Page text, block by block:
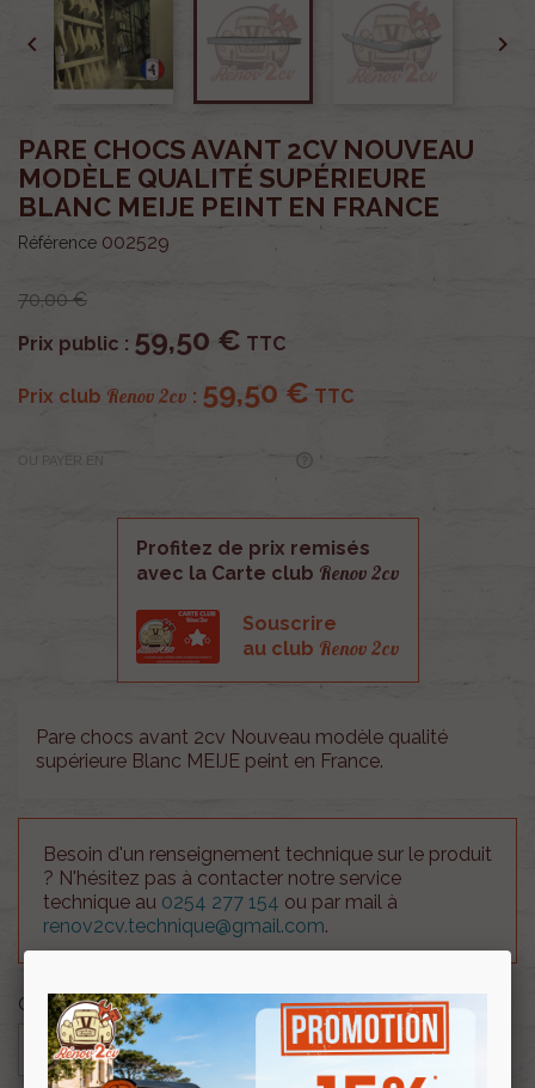
 
PARE CHOCS AVANT 2CV NOUVEAU
MODÈLE QUALITÉ SUPÉRIEURE
BLANC MEIJE PEINT EN FRANCE
Référence 002529
70,00 €
Prix public : 59,50 € TTC
Prix club Renov 2cv : 59,50 € TTC
Profitez de prix remisés
avec la Carte club Renov 2cv
Souscrire
au club Renov 2cv
Pare chocs avant 2cv Nouveau modèle qualité
supérieure Blanc MEIJE peint en France.
Besoin d'un renseignement technique sur le produit
? N'hésitez pas à contacter notre service
technique au 0254 277 154 ou par mail à
renov2cv.technique@gmail.com.
Quantité
 AJOUTER AU PANIER